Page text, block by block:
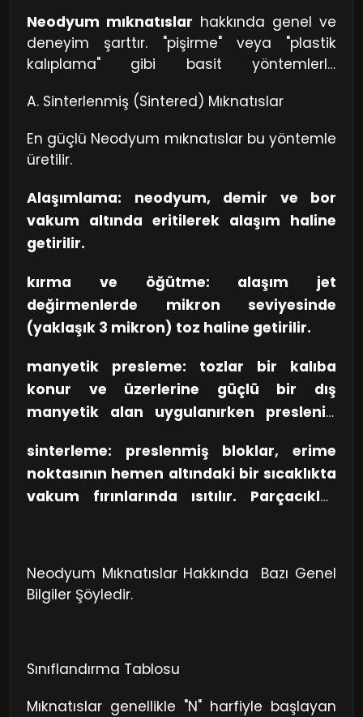
başka bir yöne mıknatıslamak çok zevk ve
yüksek enerji gerektirir. Bu durum,
materyale çok yüksek
birkoersivite(mıknatıslığı gidermeye karşı
direnç) kazandırır.
Neodyum mıknatıslar hakkında genel ve
deneyim şarttır. "pişirme" veya "plastik
kalıplama" gibi basit yöntemlerle
mevcuttur:
A. Sinterlenmiş (Sintered) Mıknatıslar
En güçlü Neodyum mıknatıslar bu yöntemle
üretilir.
Alaşımlama: neodyum, demir ve bor
vakum altında eritilerek alaşım haline
getirilir.
kırma ve öğütme: alaşım jet
değirmenlerde mikron seviyesinde
(yaklaşık 3 mikron) toz haline getirilir.
manyetik presleme: tozlar bir kalıba
konur ve üzerlerine güçlü bir dış
manyetik alan uygulanırken preslenir.
yönünü aynı yöne hizalar.
sinterleme: preslenmiş bloklar, erime
noktasının hemen altındaki bir sıcaklıkta
vakum fırınlarında ısıtılır. Parçacıklar
Neodyum Mıknatıslar Hakkında Bazı Genel
Bilgiler Şöyledir.
Sınıflandırma Tablosu
Mıknatıslar genellikle "N" harfiyle başlayan